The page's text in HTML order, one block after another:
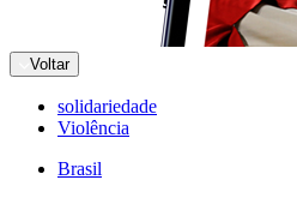
Voltar
solidariedade
Violência
Brasil